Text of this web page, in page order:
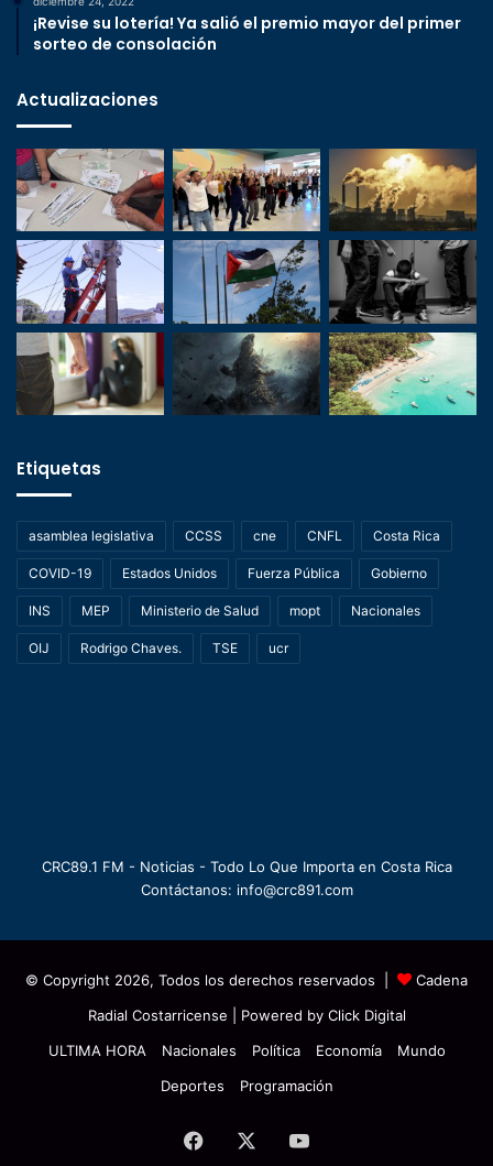
¡Revise su lotería! Ya salió el premio mayor del primer
sorteo de consolación
Actualizaciones
Etiquetas
asamblea legislativa CCSS cne CNFL Costa Rica
COVID-19 Estados Unidos Fuerza Pública Gobierno
INS MEP Ministerio de Salud mopt Nacionales
OIJ Rodrigo Chaves. TSE ucr
CRC89.1 FM - Noticias - Todo Lo Que Importa en Costa Rica
Contáctanos: info@crc891.com
© Copyright 2026, Todos los derechos reservados |
Cadena
Radial Costarricense | Powered by Click Digital
ULTIMA HORA
Nacionales Política Economía
Mundo
Deportes
Programación
Facebook YouTube